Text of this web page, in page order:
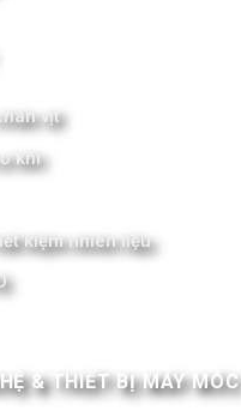
vịt
khí
kiệm nhiên liệu
& THIẾT BỊ MÁY MÓC